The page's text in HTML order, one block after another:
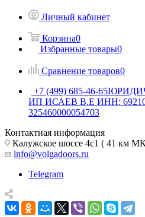
Личный кабинет
Корзина0
Избранные товары0
Сравнение товаров0
+7 (499) 685-46-65
ИП ИСАЕВ В.Е ИНН:
325460000054703
Контактная информация
Калужское шоссе 4с1 ( 41 км
info@volgadoors.ru
Telegram